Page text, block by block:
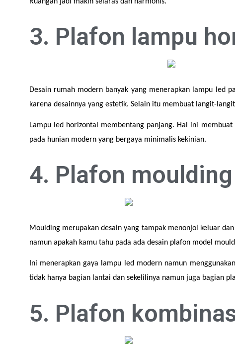
3. Plafon lampu
Desain rumah modern banyak yang menerapkan lampu led
karena desainnya yang estetik. Selain itu membuat langit-
Lampu led horizontal membentang panjang. Hal ini
pada hunian modern yang bergaya minimalis kekinian.
4. Plafon
Moulding merupakan desain yang tampak menonjol keluar
namun apakah kamu tahu pada ada desain plafon model
Ini menerapkan gaya lampu led modern namun
tidak hanya bagian lantai dan sekelilinya namun juga bagian
5. Plafon